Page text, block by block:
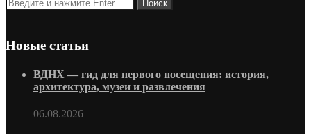
Новые статьи
ВДНХ — гид для первого посещения: история,
архитектура, музеи и развлечения
06.08.2026